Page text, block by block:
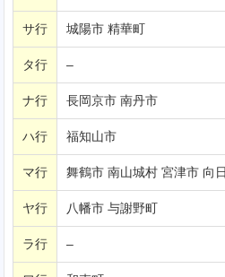
サ行 城陽市 精華町
タ行 –
ナ行 長岡京市 南丹市
ハ行 福知山市
マ行 舞鶴市 南山城村 宮津市 向
ヤ行 八幡市 与謝野町
ラ行 –